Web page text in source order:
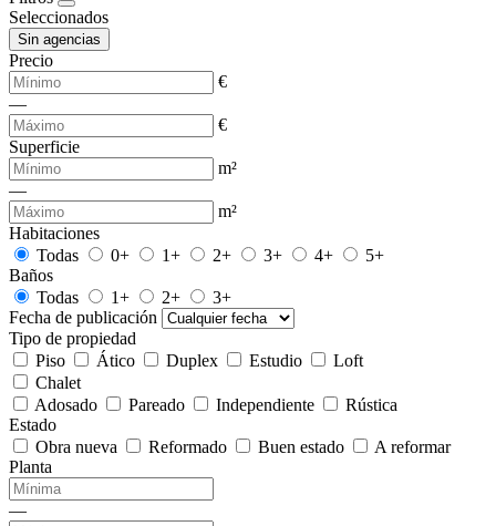
Seleccionados
Sin agencias
Precio
€
—
€
Superficie
m²
—
m²
Habitaciones
Todas
0+ 1+ 2+ 3+ 4+
5+
Baños
Todas
1+ 2+
3+
Fecha de publicación
Tipo de propiedad
Piso
Ático Duplex Estudio
Loft
Chalet
Adosado
Pareado Independiente
Rústica
Estado
Obra nueva
Reformado Buen estado
A reformar
Planta
—